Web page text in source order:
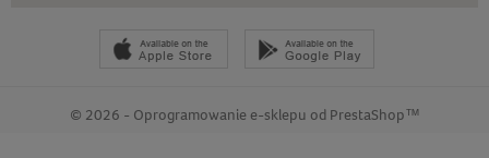
© 2026 - Oprogramowanie e-sklepu od PrestaShop™